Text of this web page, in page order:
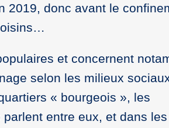
2019, donc avant le
et concernent
selon les milieux
« bourgeois », les
entre eux, et dans les